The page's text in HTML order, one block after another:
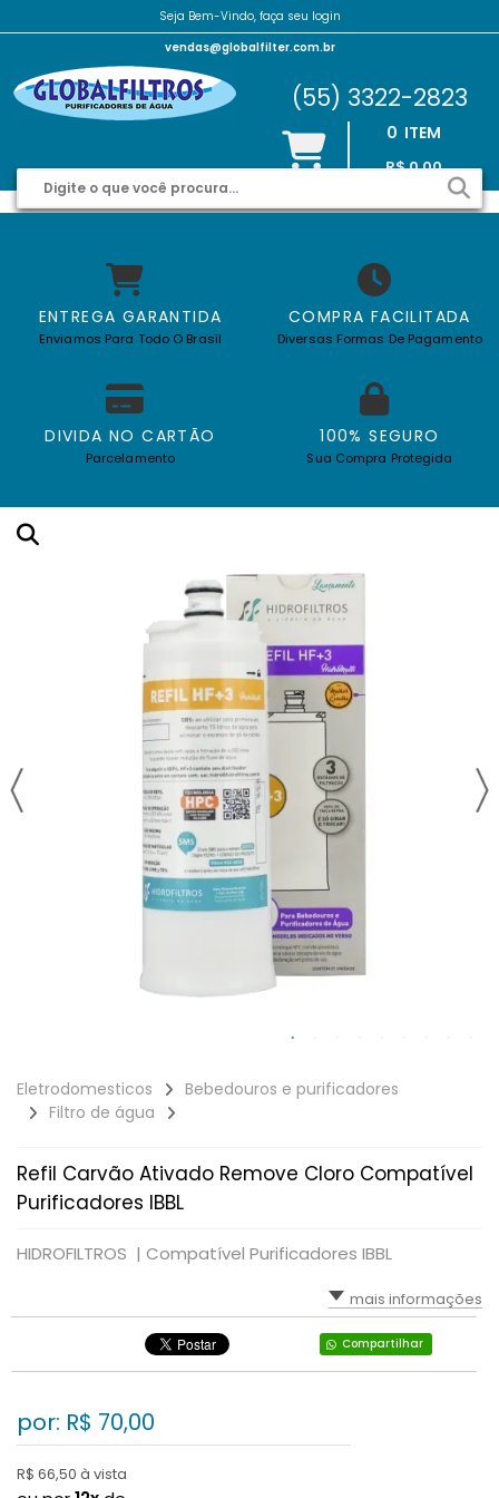
Seja Bem-Vindo, faça seu login
vendas@globalfilter.com.br
(55) 3322-2823
0 ITEM
R$ 0,00
ENTREGA GARANTIDA
Enviamos Para Todo O Brasil
COMPRA FACILITADA
Diversas Formas De Pagamento
DIVIDA NO CARTÃO
Parcelamento
100% SEGURO
Sua Compra Protegida
Eletrodomesticos
Bebedouros e purificadores
Filtro de água
Refil Carvão Ativado Remove Cloro Compatível
Purificadores IBBL
HIDROFILTROS | Compatível Purificadores IBBL
mais informações
Compartilhar
por: R$ 70,00
R$ 66,50 à vista